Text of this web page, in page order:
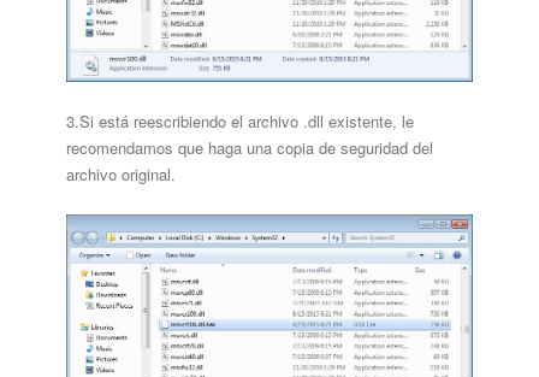
3.Si está reescribiendo el archivo .dll existente, le
recomendamos que haga una copia de seguridad del
archivo original.